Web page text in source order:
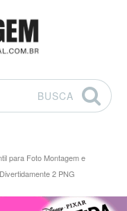
BUSCA
para Foto Montagem e
2 PNG